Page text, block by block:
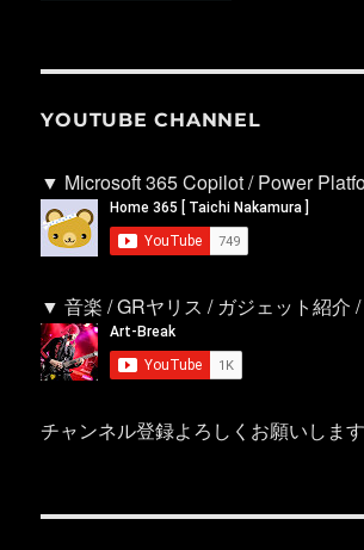
YOUTUBE CHANNEL
▼ Microsoft 365 Copilot / Power
▼ 音楽 / GRヤリス / ガジェット紹介
チャンネル登録よろしくお願いします